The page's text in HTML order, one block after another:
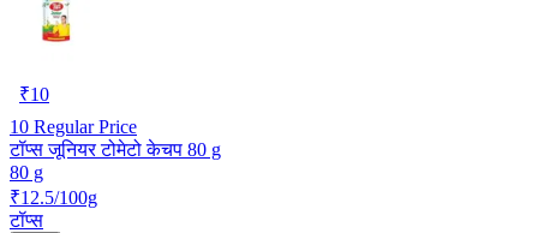
₹10
10 Regular Price
टॉप्स जूनियर टोमेटो केचप 80 g
80 g
₹12.5/100g
टॉप्स